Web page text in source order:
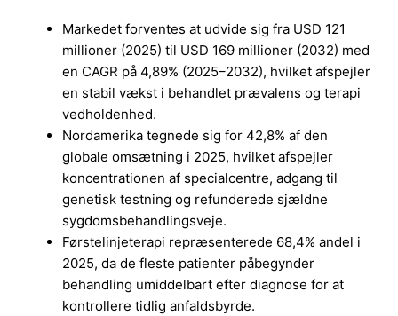
Markedet forventes at udvide sig fra USD 121
millioner (2025) til USD 169 millioner (2032) med
en CAGR på 4,89% (2025–2032), hvilket afspejler
en stabil vækst i behandlet prævalens og terapi
vedholdenhed.
Nordamerika tegnede sig for 42,8% af den
globale omsætning i 2025, hvilket afspejler
koncentrationen af specialcentre, adgang til
genetisk testning og refunderede sjældne
sygdomsbehandlingsveje.
Førstelinjeterapi repræsenterede 68,4% andel i
2025, da de fleste patienter påbegynder
behandling umiddelbart efter diagnose for at
kontrollere tidlig anfaldsbyrde.